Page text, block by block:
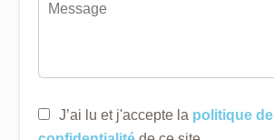
J’ai lu et j'accepte la politique de